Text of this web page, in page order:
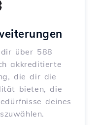
über 588
akkreditierte
die dir die
bieten, die
deines